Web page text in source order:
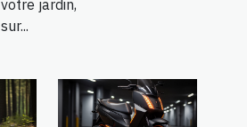
votre jardin,
sur...